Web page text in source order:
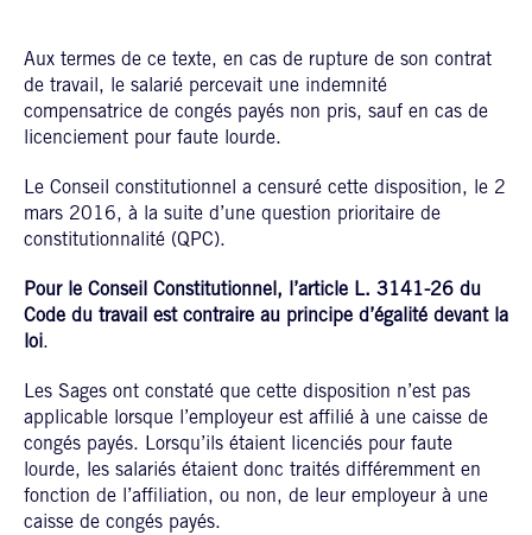
Aux termes de ce texte, en cas de rupture de son contrat
de travail, le salarié percevait une indemnité
compensatrice de congés payés non pris, sauf en cas de
licenciement pour faute lourde.
Le Conseil constitutionnel a censuré cette disposition, le 2
mars 2016, à la suite d’une question prioritaire de
constitutionnalité (QPC).
Pour le Conseil Constitutionnel, l’article L. 3141-26 du
Code du travail est contraire au principe d’égalité devant la
loi.
Les Sages ont constaté que cette disposition n’est pas
applicable lorsque l’employeur est affilié à une caisse de
congés payés. Lorsqu’ils étaient licenciés pour faute
lourde, les salariés étaient donc traités différemment en
fonction de l’affiliation, ou non, de leur employeur à une
caisse de congés payés.